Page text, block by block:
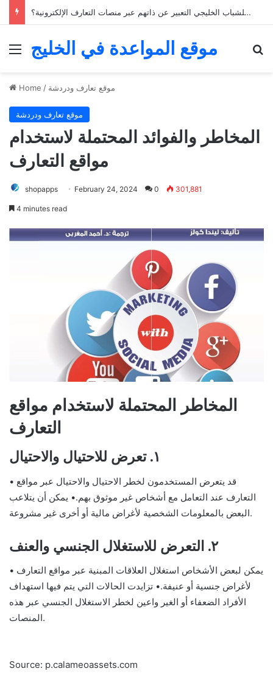
كيف يمكن للشباب الخليجي التعبير عن ذاتهم عبر منصات التعارف الإلكترونية؟
Menu
موقع المواعدة في الخليج
Home / موقع تعارف ودردشة
موقع تعارف ودردشة
المخاطر والفوائد المحتملة لاستخدام
مواقع التعارف
shopapps February 24, 2024 0 301,881
4 minutes read
المخاطر المحتملة لاستخدام مواقع
التعارف
١. تعرض للاحتيال والاحتيال
• قد يتعرض المستخدمون لخطر الاحتيال والاحتيال عبر مواقع
التعارف عند التعامل مع أشخاص غير موثوق بهم.• يمكن أن يتلاعب
البعض بالمعلومات الشخصية لأغراض مالية أو أخرى غير مشروعة.
٢. التعرض للاستغلال الجنسي والعنف
• يمكن لبعض الأشخاص استغلال العلاقات المبنية عبر مواقع التعارف
لأغراض جنسية أو عنيفة.• تزايدت الحالات التي يتم فيها استهداف
الأفراد الضعفاء أو الغير واعين لخطر الاستغلال الجنسي عبر هذه
المنصات.
Source: p.calameoassets.com